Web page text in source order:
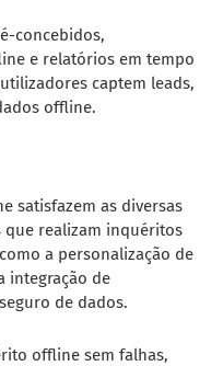
concebidos,
e relatórios em tempo
captem leads,
offline.
satisfazem as diversas
que realizam inquéritos
a personalização de
integração de
de dados.
offline sem falhas,